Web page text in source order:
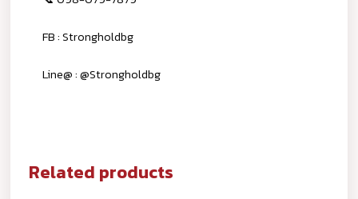
FB : Strongholdbg
Line@ : @Strongholdbg
Related products